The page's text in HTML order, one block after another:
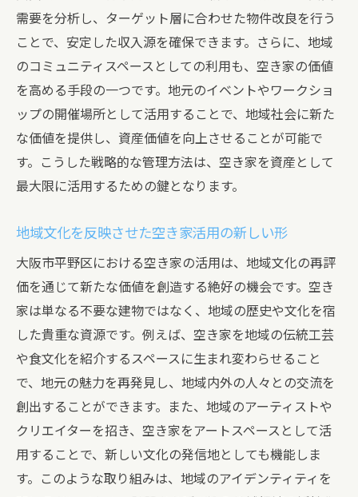
需要を分析し、ターゲット層に合わせた物件改良を行う
ことで、安定した収入源を確保できます。さらに、地域
のコミュニティスペースとしての利用も、空き家の価値
を高める手段の一つです。地元のイベントやワークショ
ップの開催場所として活用することで、地域社会に新た
な価値を提供し、資産価値を向上させることが可能で
す。こうした戦略的な管理方法は、空き家を資産として
最大限に活用するための鍵となります。
地域文化を反映させた空き家活用の新しい形
大阪市平野区における空き家の活用は、地域文化の再評
価を通じて新たな価値を創造する絶好の機会です。空き
家は単なる不要な建物ではなく、地域の歴史や文化を宿
した貴重な資源です。例えば、空き家を地域の伝統工芸
や食文化を紹介するスペースに生まれ変わらせること
で、地元の魅力を再発見し、地域内外の人々との交流を
創出することができます。また、地域のアーティストや
クリエイターを招き、空き家をアートスペースとして活
用することで、新しい文化の発信地としても機能しま
す。このような取り組みは、地域のアイデンティティを